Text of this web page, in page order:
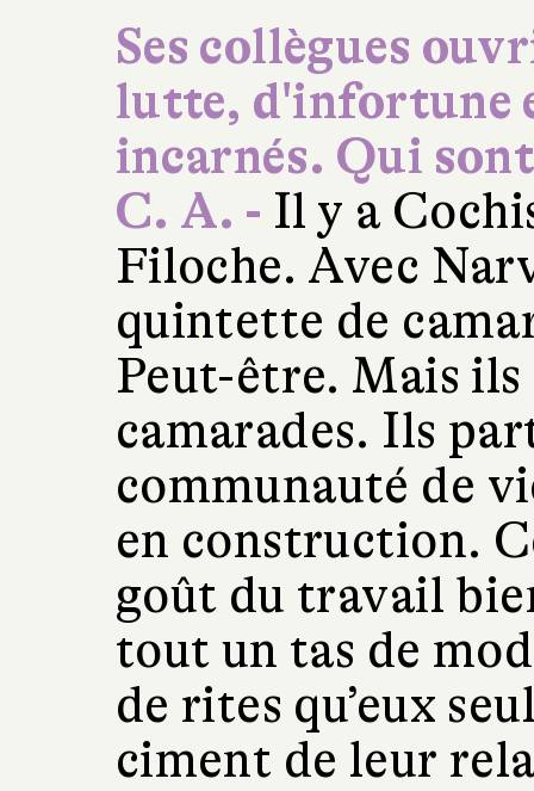
Ses collègues
lutte, d'infortune
incarnés. Qui
C. A. - Il y a
Filoche. Avec
quintette de
Peut-être. Mais
camarades. Ils
communauté de
en construction.
goût du travail
tout un tas de
de rites qu’eux
ciment de leur